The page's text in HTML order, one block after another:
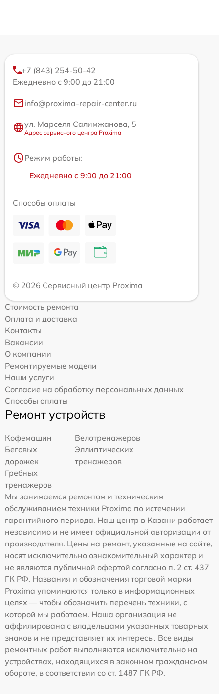
+7 (843) 254-50-42
Ежедневно с 9:00 до 21:00
info@proxima-repair-center.ru
ул. Марселя Салимжанова, 5
Адрес сервисного центра Proxima
Режим работы:
Ежедневно с 9:00 до 21:00
Способы оплаты
© 2026 Сервисный центр Proxima
Стоимость ремонта
Оплата и доставка
Контакты
Вакансии
О компании
Ремонтируемые модели
Наши услуги
Согласие на обработку персональных данных
Способы оплаты
Ремонт устройств
Кофемашин
Велотренажеров
Беговых
дорожек
Эллиптических
тренажеров
Гребных
тренажеров
Мы занимаемся ремонтом и техническим
обслуживанием техники Proxima по истечении
гарантийного периода. Наш центр в Казани работает
независимо и не имеет официальной авторизации от
производителя. Цены на ремонт, указанные на сайте,
носят исключительно ознакомительный характер и
не являются публичной офертой согласно п. 2 ст. 437
ГК РФ. Названия и обозначения торговой марки
Proxima упоминаются только в информационных
целях — чтобы обозначить перечень техники, с
которой мы работаем. Наша организация не
аффилирована с владельцами указанных товарных
знаков и не представляет их интересы. Все виды
ремонтных работ выполняются исключительно на
устройствах, находящихся в законном гражданском
обороте, в соответствии со ст. 1487 ГК РФ.